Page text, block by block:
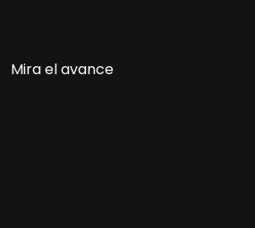
Mira el avance